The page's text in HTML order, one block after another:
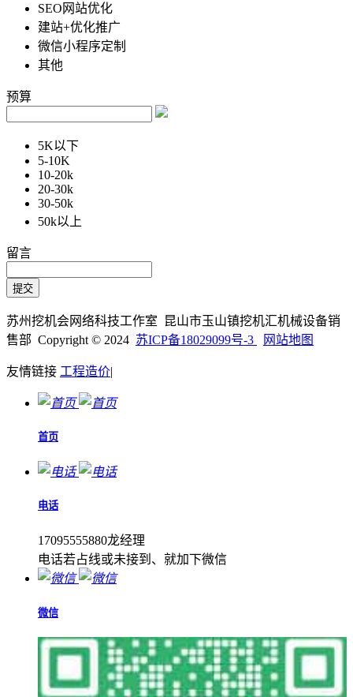
SEO网站优化
建站+优化推广
微信小程序定制
其他
预算
5K以下
5-10K
10-20k
20-30k
30-50k
50k以上
留言
苏州挖机会网络科技工作室 昆山市玉山镇挖机汇机械设备销
售部 Copyright © 2024 苏ICP备18029099号-3 网站地图
友情链接 工程造价|
首页
电话
17095555880龙经理
电话若占线或未接到、就加下微信
微信